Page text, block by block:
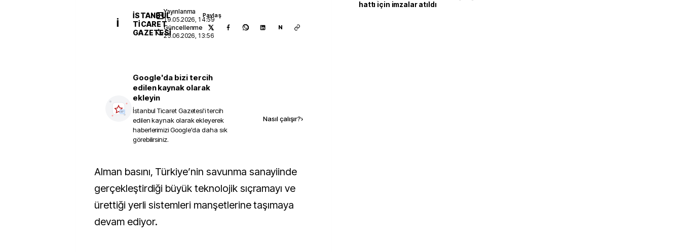
İ
İSTANBUL
TICARET
GAZETESI
Yayınlanma
19.05.2026, 14:59
Güncellenme
25.06.2026, 13:56
Paylaş
N
Google'da bizi tercih
edilen kaynak olarak
ekleyin
İstanbul Ticaret Gazetesi'i tercih
edilen kaynak olarak ekleyerek
haberlerimizi Google'da daha sık
görebilirsiniz.
Nasıl çalışır?›
Alman basını, Türkiye’nin savunma sanayiinde
gerçekleştirdiği büyük teknolojik sıçramayı ve
ürettiği yerli sistemleri manşetlerine taşımaya
devam ediyor.
hattı için imzalar atıldı